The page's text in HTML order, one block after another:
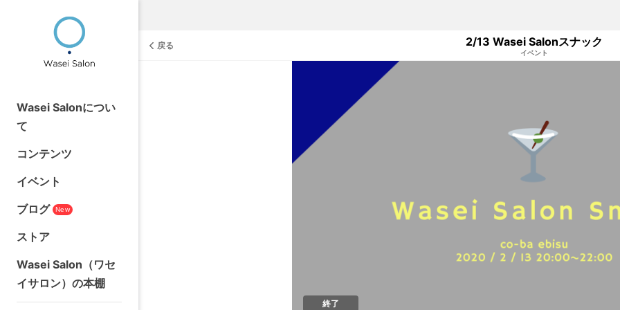
Wasei Salonについ
て
コンテンツ
イベント
ブログ
New
ストア
Wasei Salon（ワセ
イサロン）の本棚
戻る 2/13 Wasei Salonスナック
イベント
終了